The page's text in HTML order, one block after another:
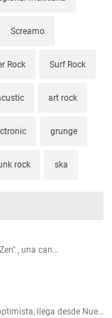
Screamo
Rock Surf Rock
art rock
grunge
rock ska
, una can…
llega desde Nue…